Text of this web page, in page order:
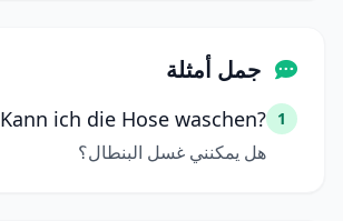
جمل أمثلة
1
Kann ich die Hose waschen?
هل يمكنني غسل البنطال؟